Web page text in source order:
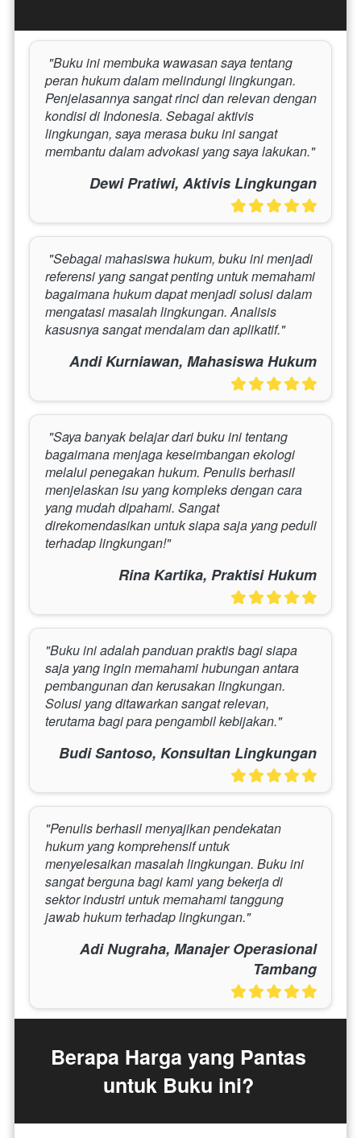
peran hukum dalam melindungi lingkungan.
Penjelasannya sangat rinci dan relevan dengan
kondisi di Indonesia. Sebagai aktivis
lingkungan, saya merasa buku ini sangat
membantu dalam advokasi yang saya lakukan."
Dewi Pratiwi, Aktivis Lingkungan
referensi yang sangat penting untuk memahami
bagaimana hukum dapat menjadi solusi dalam
mengatasi masalah lingkungan. Analisis
kasusnya sangat mendalam dan aplikatif."
Andi Kurniawan, Mahasiswa Hukum
bagaimana menjaga keseimbangan ekologi
melalui penegakan hukum. Penulis berhasil
menjelaskan isu yang kompleks dengan cara
yang mudah dipahami. Sangat
direkomendasikan untuk siapa saja yang peduli
terhadap lingkungan!"
Rina Kartika, Praktisi Hukum
"Buku ini adalah panduan praktis bagi siapa
saja yang ingin memahami hubungan antara
pembangunan dan kerusakan lingkungan.
Solusi yang ditawarkan sangat relevan,
terutama bagi para pengambil kebijakan."
Budi Santoso, Konsultan Lingkungan
"Penulis berhasil menyajikan pendekatan
hukum yang komprehensif untuk
menyelesaikan masalah lingkungan. Buku ini
sangat berguna bagi kami yang bekerja di
sektor industri untuk memahami tanggung
jawab hukum terhadap lingkungan."
Adi Nugraha, Manajer Operasional
Tambang
Berapa Harga yang Pantas
untuk Buku ini?